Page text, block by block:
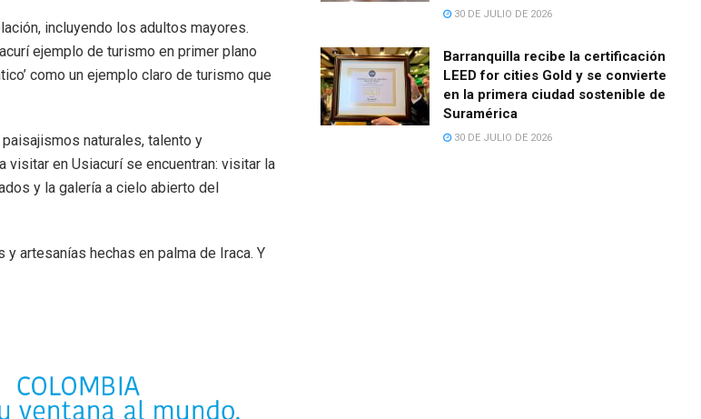
incluyendo los adultos mayores.
ejemplo de turismo en primer plano
como un ejemplo claro de turismo que
naturales, talento y
en Usiacurí se encuentran: visitar la
y la galería a cielo abierto del
artesanías hechas en palma de Iraca. Y
30 DE JULIO DE 2026
Barranquilla recibe la certificación
LEED for cities Gold y se convierte
en la primera ciudad sostenible de
Suramérica
30 DE JULIO DE 2026